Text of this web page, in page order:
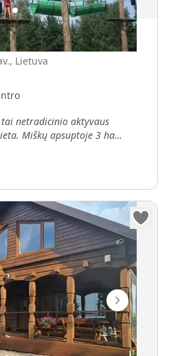
sodyba „Pagonija“
Lietuva
tai netradicinio aktyvaus
Miškų apsuptoje 3 ha